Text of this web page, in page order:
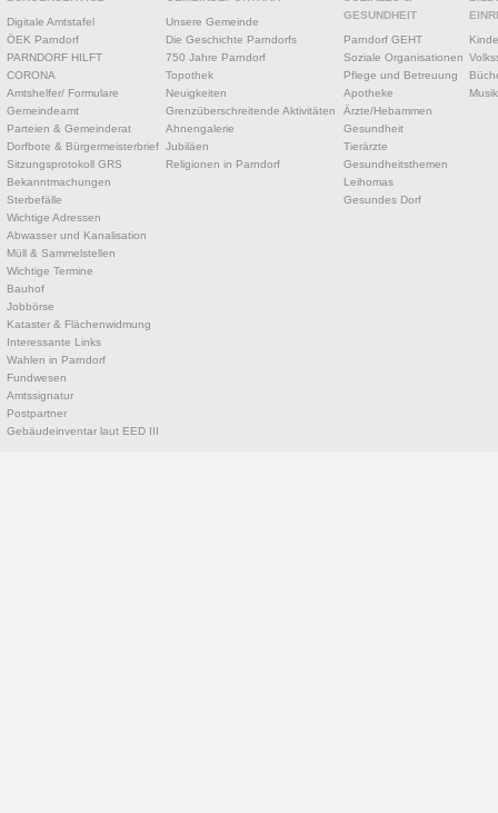
Digitale Amtstafel
ÖEK Parndorf
PARNDORF HILFT
CORONA
Amtshelfer/ Formulare
Gemeindeamt
Parteien & Gemeinderat
Dorfbote & Bürgermeisterbrief
Sitzungsprotokoll GRS
Bekanntmachungen
Sterbefälle
Wichtige Adressen
Abwasser und Kanalisation
Müll & Sammelstellen
Wichtige Termine
Bauhof
Jobbörse
Kataster & Flächenwidmung
Interessante Links
Wahlen in Parndorf
Fundwesen
Amtssignatur
Postpartner
Gebäudeinventar laut EED III
Unsere Gemeinde
Die Geschichte Parndorfs
750 Jahre Parndorf
Topothek
Neuigkeiten
Grenzüberschreitende Aktivitäten
Ahnengalerie
Jubiläen
Religionen in Parndorf
GESUNDHEIT
Parndorf GEHT
Soziale Organisationen
Pflege und Betreuung
Apotheke
Ärzte/Hebammen
Gesundheit
Tierärzte
Gesundheitsthemen
Leihomas
Gesundes Dorf